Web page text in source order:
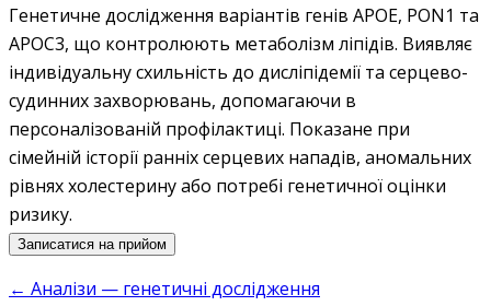
Генетичне дослідження варіантів генів APOE, PON1 та
APOC3, що контролюють метаболізм ліпідів. Виявляє
індивідуальну схильність до дисліпідемії та серцево-
судинних захворювань, допомагаючи в
персоналізованій профілактиці. Показане при
сімейній історії ранніх серцевих нападів, аномальних
рівнях холестерину або потребі генетичної оцінки
ризику.
Записатися на прийом
← Аналізи — генетичні дослідження